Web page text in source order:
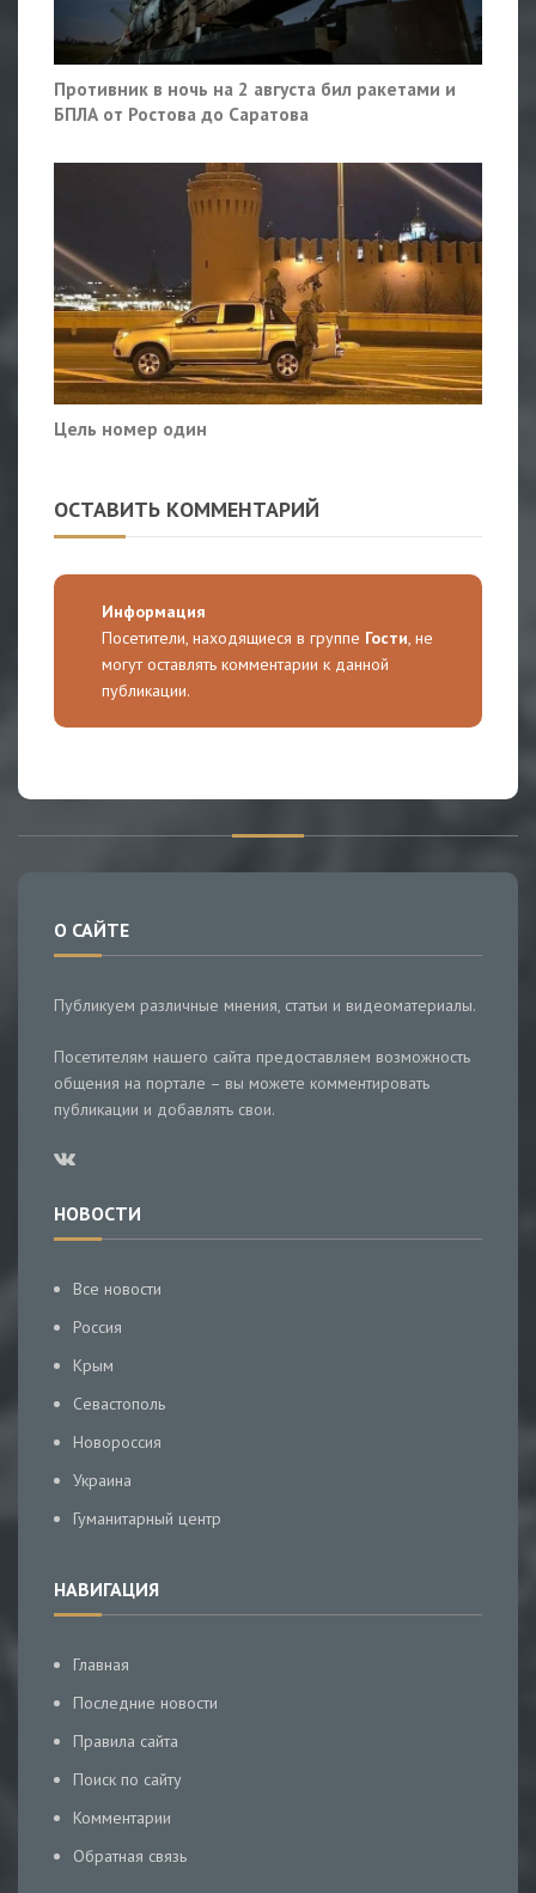
Противник в ночь на 2 августа бил ракетами и
БПЛА от Ростова до Саратова
Цель номер один
ОСТАВИТЬ КОММЕНТАРИЙ
Информация
Посетители, находящиеся в группе Гости, не
могут оставлять комментарии к данной
публикации.
О САЙТЕ
Публикуем различные мнения, статьи и видеоматериалы.
Посетителям нашего сайта предоставляем возможность
общения на портале – вы можете комментировать
публикации и добавлять свои.
НОВОСТИ
Все новости
Россия
Крым
Севастополь
Новороссия
Украина
Гуманитарный центр
НАВИГАЦИЯ
Главная
Последние новости
Правила сайта
Поиск по сайту
Комментарии
Обратная связь